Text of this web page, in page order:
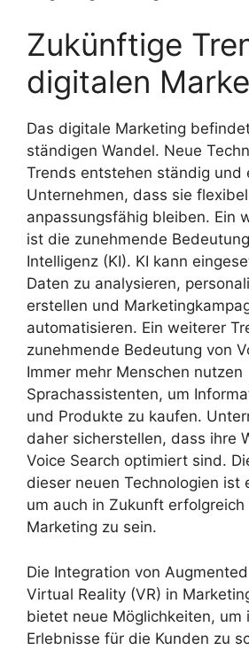
Zukünftige
digitalen
Das digitale Marketing
ständigen Wandel. Neue
Trends entstehen ständig und
Unternehmen, dass sie
anpassungsfähig bleiben. Ein
ist die zunehmende
Intelligenz (KI). KI kann
Daten zu analysieren,
erstellen und
automatisieren. Ein weiterer
zunehmende Bedeutung von
Immer mehr Menschen nutzen
Sprachassistenten, um
und Produkte zu kaufen.
daher sicherstellen, dass ihre
Voice Search optimiert sind.
dieser neuen Technologien ist
um auch in Zukunft
Marketing zu sein.
Die Integration von
Virtual Reality (VR) in
bietet neue Möglichkeiten, um
Erlebnisse für die Kunden zu